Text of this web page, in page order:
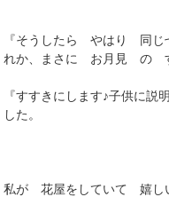
『そうしたら やはり 同じ
れか、まさに お月見 の
『すすきにします♪子供に
した。
私が 花屋をしていて 嬉し